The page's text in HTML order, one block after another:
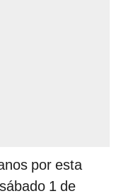
por esta
1 de